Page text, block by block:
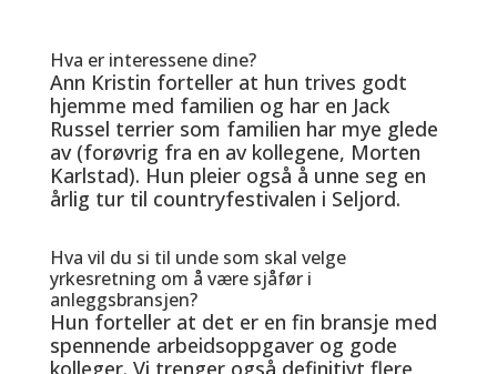
Hva er interessene dine?
Ann Kristin forteller at hun trives godt
hjemme med familien og har en Jack
Russel terrier som familien har mye glede
av (forøvrig fra en av kollegene, Morten
Karlstad). Hun pleier også å unne seg en
årlig tur til countryfestivalen i Seljord.
Hva vil du si til unde som skal velge
yrkesretning om å være sjåfør i
anleggsbransjen?
Hun forteller at det er en fin bransje med
spennende arbeidsoppgaver og gode
kolleger. Vi trenger også definitivt flere